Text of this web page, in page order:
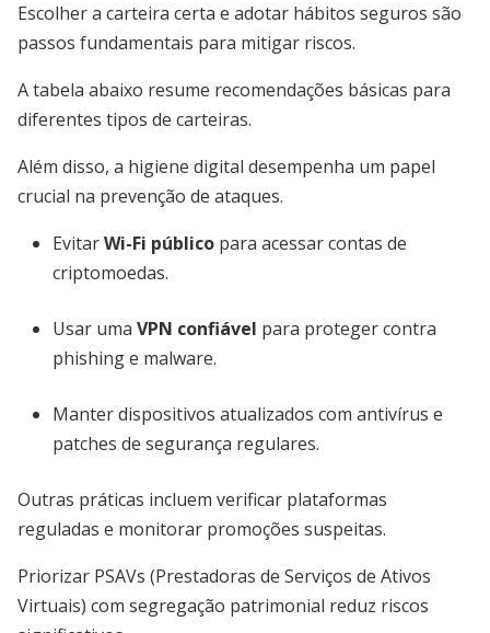
Escolher a carteira certa e adotar hábitos seguros são
passos fundamentais para mitigar riscos.
A tabela abaixo resume recomendações básicas para
diferentes tipos de carteiras.
Além disso, a higiene digital desempenha um papel
crucial na prevenção de ataques.
EvitarWi-Fi público para acessar contas de
criptomoedas.
Usar uma VPN confiável para proteger contra
phishing e malware.
Manter dispositivos atualizados com antivírus e
patches de segurança regulares.
Outras práticas incluem verificar plataformas
reguladas e monitorar promoções suspeitas.
Priorizar PSAVs (Prestadoras de Serviços de Ativos
Virtuais) com segregação patrimonial reduz riscos